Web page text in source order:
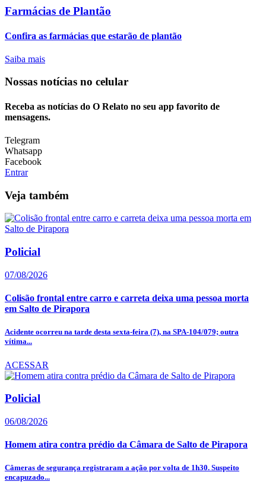
Farmácias de Plantão
Confira as farmácias que estarão de plantão
Saiba mais
Nossas notícias no celular
Receba as notícias do O Relato no seu app favorito de
mensagens.
Telegram
Whatsapp
Facebook
Entrar
Veja também
Policial
07/08/2026
Colisão frontal entre carro e carreta deixa uma pessoa morta
em Salto de Pirapora
Acidente ocorreu na tarde desta sexta-feira (7), na SPA-104/079; outra
vítima...
ACESSAR
Policial
06/08/2026
Homem atira contra prédio da Câmara de Salto de Pirapora
Câmeras de segurança registraram a ação por volta de 1h30. Suspeito
encapuzado...